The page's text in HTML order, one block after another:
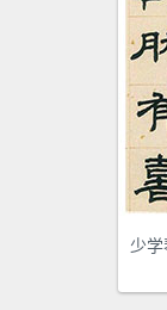
少